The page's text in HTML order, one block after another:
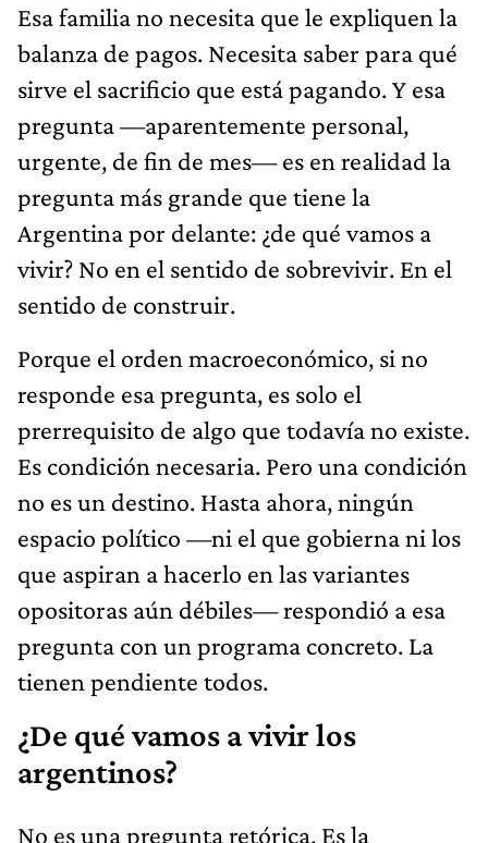
Esa familia no necesita que le expliquen la
balanza de pagos. Necesita saber para qué
sirve el sacrificio que está pagando. Y esa
pregunta —aparentemente personal,
urgente, de fin de mes— es en realidad la
pregunta más grande que tiene la
Argentina por delante: ¿de qué vamos a
vivir? No en el sentido de sobrevivir. En el
sentido de construir.
Porque el orden macroeconómico, si no
responde esa pregunta, es solo el
prerrequisito de algo que todavía no existe.
Es condición necesaria. Pero una condición
no es un destino. Hasta ahora, ningún
espacio político —ni el que gobierna ni los
que aspiran a hacerlo en las variantes
opositoras aún débiles— respondió a esa
pregunta con un programa concreto. La
tienen pendiente todos.
¿De qué vamos a vivir los
argentinos?
No es una pregunta retórica. Es la